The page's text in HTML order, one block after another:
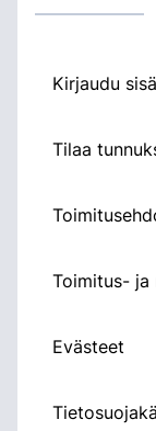
Kirjaudu
Tilaa
Toimitus- ja
Evästeet